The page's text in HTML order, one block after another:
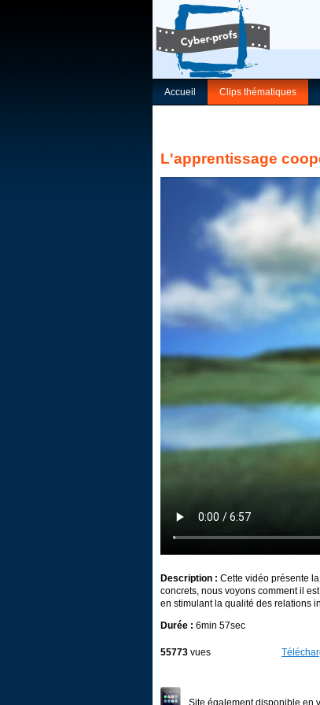
Accueil Clips thématiques
L'apprentissage
Description : Cette vidéo présente
concrets, nous voyons comment il
en stimulant la qualité des relations
Durée : 6min 57sec
55773 vues
Site également disponible en